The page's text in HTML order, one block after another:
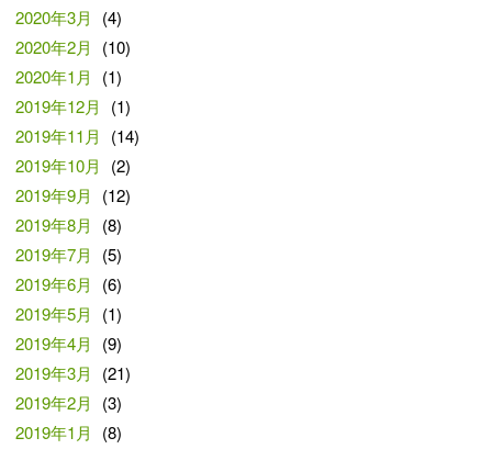
2020年3月
(4)
2020年2月
(10)
2020年1月
(1)
2019年12月
(1)
2019年11月
(14)
2019年10月
(2)
2019年9月
(12)
2019年8月
(8)
2019年7月
(5)
2019年6月
(6)
2019年5月
(1)
2019年4月
(9)
2019年3月
(21)
2019年2月
(3)
2019年1月
(8)